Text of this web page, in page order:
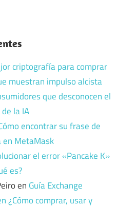
criptografía para comprar
muestran impulso alcista
que desconocen el
la IA
encontrar su frase de
en MetaMask
el error «Pancake K»
es?
en Guía Exchange
¿Cómo comprar, usar y